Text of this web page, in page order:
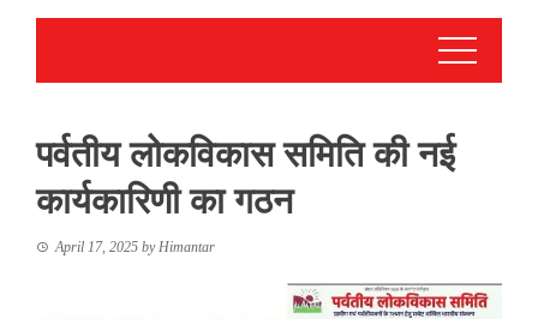
पर्वतीय लोकविकास समिति की नई
कार्यकारिणी का गठन
April 17, 2025 byHimantar